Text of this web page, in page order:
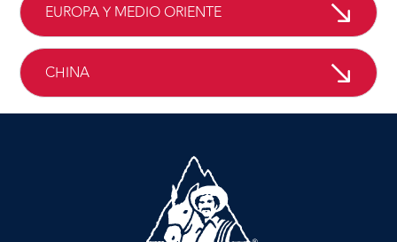
EUROPA Y MEDIO ORIENTE
CHINA